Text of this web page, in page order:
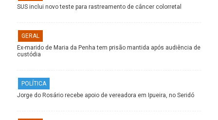
SUS inclui novo teste para rastreamento de câncer colorretal
GERAL
Ex-marido de Maria da Penha tem prisão mantida após audiência de
custódia
POLÍTICA
Jorge do Rosário recebe apoio de vereadora em Ipueira, no Seridó